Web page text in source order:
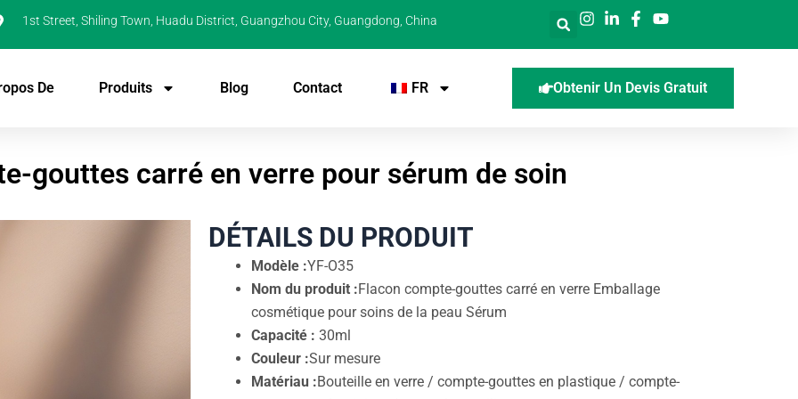
1st Street, Shiling Town, Huadu District, Guangzhou City, Guangdong, China
De Produits Blog Contact FR Obtenir Un Devis Gratuit
gouttes carré en verre pour sérum de soin
DÉTAILS DU PRODUIT
Modèle :YF-O35
Nom du produit :Flacon compte-gouttes carré en verre Emballage
cosmétique pour soins de la peau Sérum
Capacité : 30ml
Couleur :Sur mesure
Matériau :Bouteille en verre / compte-gouttes en plastique / compte-